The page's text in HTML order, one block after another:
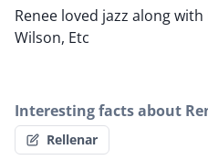
Renee loved jazz along
Wilson, Etc
Interesting facts about
Rellenar